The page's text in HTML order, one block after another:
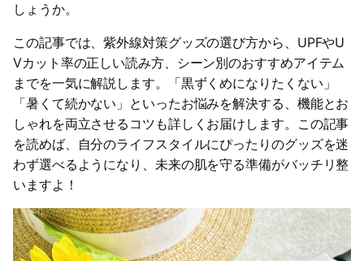
しょうか。
この記事では、紫外線対策グッズの選び方から、UPFやU
Vカット率の正しい読み方、シーン別のおすすめアイテム
までを一気に解説します。「黒ずくめになりたくない」
「暑くて続かない」といったお悩みを解決する、機能とお
しゃれを両立させるコツも詳しくお届けします。この記事
を読めば、自分のライフスタイルにぴったりのグッズを迷
わず選べるようになり、未来の肌を守る準備がバッチリ整
いますよ！